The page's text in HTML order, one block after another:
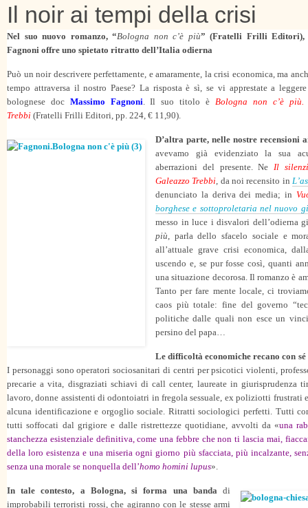
Il noir ai tempi della crisi
Nel suo nuovo romanzo, “Bologna non c’è più” (Fratelli Frilli Editori),
Fagnoni offre uno spietato ritratto dell’Italia odierna
Può un noir descrivere perfettamente, e amaramente, la crisi economica, ma
tempo attraversa il nostro Paese? La risposta è sì, se vi apprestate a
bolognese doc Massimo Fagnoni . Il suo titolo è Bologna non c’è più.
Trebbi (Fratelli Frilli Editori, pp. 224, € 11,90).
D’altra parte, nelle nostre recensioni
avevamo già evidenziato la sua
aberrazioni del presente. Ne Il
Galeazzo Trebbi , da noi recensito in
denunciato la deriva dei media; in
borghese e sottoproletaria nel nuovo
messo in luce i disvalori dell’odierna
più , parla dello sfacelo sociale e
all’attuale grave crisi economica,
uscendo e, se pur fosse così, quanti
una situazione decorosa. Il romanzo è
Tanto per fare mente locale, ci
caos più totale: fine del governo
politiche dalle quali non esce un
persino del papa…
Le difficoltà economiche recano con
I personaggi sono operatori sociosanitari di centri per psicotici violenti,
precarie a vita, disgraziati schiavi di call center, laureate in giurisprudenza
lavoro, donne assistenti di odontoiatri in fregola sessuale, ex poliziotti frustrati
alcuna identificazione e orgoglio sociale. Ritratti sociologici perfetti. Tutti
tutti soffocati dal grigiore e dalle ristrettezze quotidiane, avvolti da «una
stanchezza esistenziale definitiva, come una febbre che non ti lascia mai,
della loro esistenza e una miseria ogni giorno più sfacciata, più incalzante,
senza una morale se nonquella dell’homo homini lupus».
In tale contesto, a Bologna, si forma una banda di
improbabili terroristi rossi, che agiranno con le stesse armi